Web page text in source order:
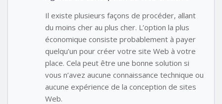
Il existe plusieurs façons de procéder, allant
du moins cher au plus cher. L’option la plus
économique consiste probablement à payer
quelqu’un pour créer votre site Web à votre
place. Cela peut être une bonne solution si
vous n’avez aucune connaissance technique ou
aucune expérience de la conception de sites
Web.